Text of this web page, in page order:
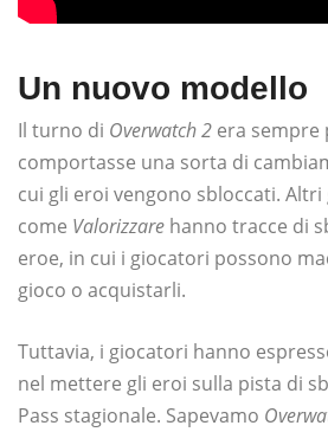
Un nuovo modello
Il turno di Overwatch 2 era sempre
comportasse una sorta di
cui gli eroi vengono sbloccati.
come Valorizzare hanno tracce di
eroe, in cui i giocatori possono
gioco o acquistarli.
Tuttavia, i giocatori hanno
nel mettere gli eroi sulla pista di
Pass stagionale. Sapevamo